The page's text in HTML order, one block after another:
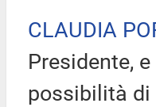
CLAUDIA
Presidente,
possibilità di